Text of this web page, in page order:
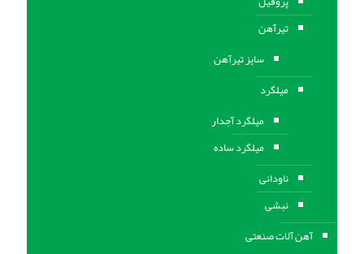
تیرآهن
سایز تیرآهن
میلگرد
میلگرد آجدار
میلگرد ساده
ناودانی
نبشی
آهن آلات صنعتی